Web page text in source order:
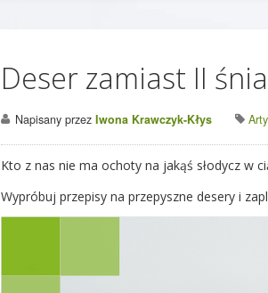
Deser zamiast II
Napisany przez Iwona Krawczyk-Kłys
Kto z nas nie ma ochoty na jakąś słodycz w
Wypróbuj przepisy na przepyszne desery i